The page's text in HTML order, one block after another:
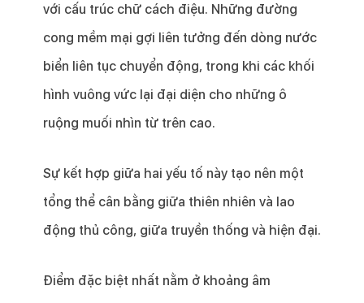
với cấu trúc chữ cách điệu. Những đường
cong mềm mại gợi liên tưởng đến dòng nước
biển liên tục chuyển động, trong khi các khối
hình vuông vức lại đại diện cho những ô
ruộng muối nhìn từ trên cao.
Sự kết hợp giữa hai yếu tố này tạo nên một
tổng thể cân bằng giữa thiên nhiên và lao
động thủ công, giữa truyền thống và hiện đại.
Điểm đặc biệt nhất nằm ở khoảng âm